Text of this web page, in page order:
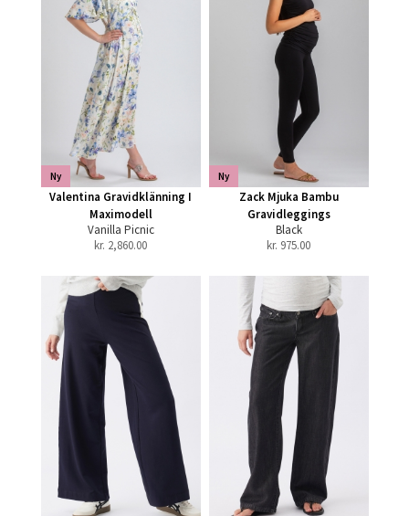
Ny
Valentina Gravidklänning I
Maximodell
Vanilla Picnic
kr. 2,860.00
Ny
Zack Mjuka Bambu
Gravidleggings
Black
kr. 975.00